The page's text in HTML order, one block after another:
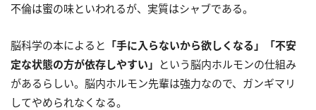
不倫は蜜の味といわれるが、実質はシャブである。
脳科学の本によると 「手に入らないから欲しくなる」「不安
定な状態の方が依存しやすい」 という脳内ホルモンの仕組み
があるらしい。脳内ホルモン先輩は強力なので、ガンギマリ
してやめられなくなる。